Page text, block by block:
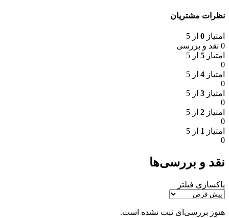
نظرات مشتریان
امتیاز 0 از 5
0 نقد و بررسی
امتیاز 5 از 5
0
امتیاز 4 از 5
0
امتیاز 3 از 5
0
امتیاز 2 از 5
0
امتیاز 1 از 5
0
نقد و بررسی‌ها
پاکسازی فیلتر
هنوز بررسی‌ای ثبت نشده است.